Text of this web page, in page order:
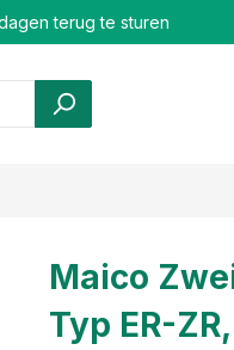
terug te sturen
Maico
Typ ER-